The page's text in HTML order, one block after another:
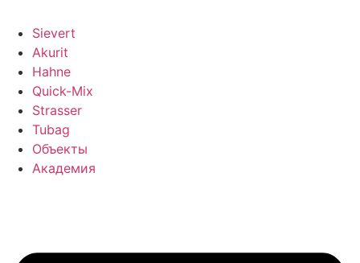
Sievert
Akurit
Hahne
Quick-Mix
Strasser
Tubag
Объекты
Академия